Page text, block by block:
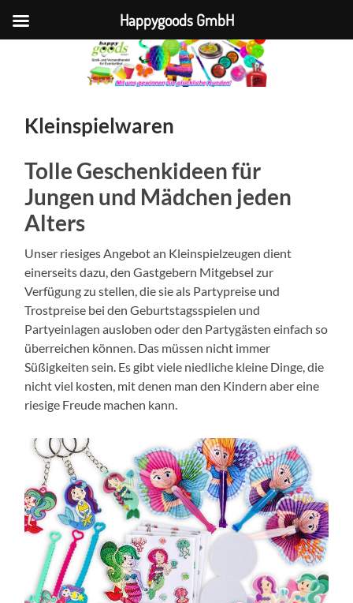
Kleinspielwaren
Tolle Geschenkideen für
Jungen und Mädchen jeden
Alters
Unser riesiges Angebot an Kleinspielzeugen dient
einerseits dazu, den Gastgebern Mitgebsel zur
Verfügung zu stellen, die sie als Partypreise und
Trostpreise bei den Geburtstagsspielen und
Partyeinlagen ausloben oder den Partygästen einfach so
überreichen können. Das müssen nicht immer
Süßigkeiten sein. Es gibt viele niedliche kleine Dinge, die
nicht viel kosten, mit denen man den Kindern aber eine
riesige Freude machen kann.
Happygoods GmbH